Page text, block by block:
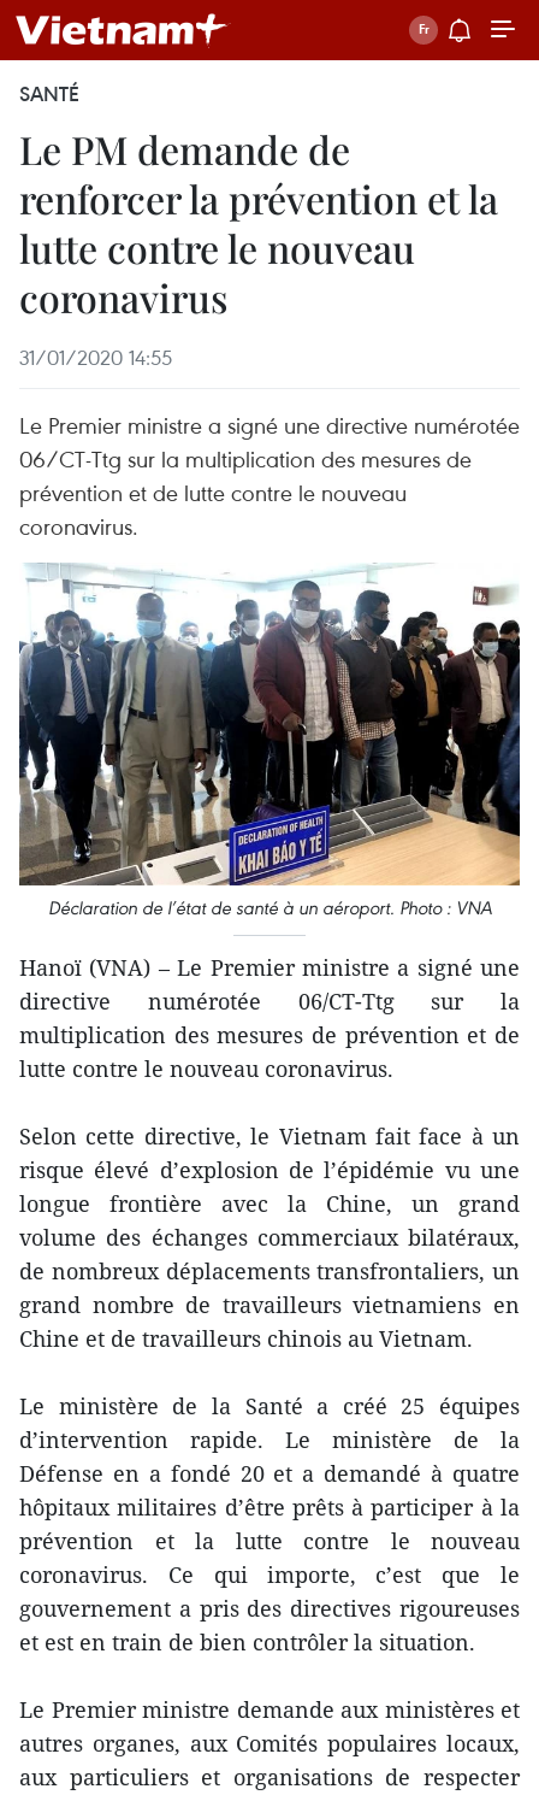
SANTÉ
Le PM demande de
renforcer la prévention et la
lutte contre le nouveau
coronavirus
31/01/2020 14:55
Le Premier ministre a signé une directive numérotée
06/CT-Ttg sur la multiplication des mesures de
prévention et de lutte contre le nouveau
coronavirus.
Déclaration de l’état de santé à un aéroport. Photo : VNA
Hanoï (VNA) – Le Premier ministre a signé une
directive numérotée 06/CT-Ttg sur la
multiplication des mesures de prévention et de
lutte contre le nouveau coronavirus.
Selon cette directive, le Vietnam fait face à un
risque élevé d’explosion de l’épidémie vu une
longue frontière avec la Chine, un grand
volume des échanges commerciaux bilatéraux,
de nombreux déplacements transfrontaliers, un
grand nombre de travailleurs vietnamiens en
Chine et de travailleurs chinois au Vietnam.
Le ministère de la Santé a créé 25 équipes
d’intervention rapide. Le ministère de la
Défense en a fondé 20 et a demandé à quatre
hôpitaux militaires d’être prêts à participer à la
prévention et la lutte contre le nouveau
coronavirus. Ce qui importe, c’est que le
gouvernement a pris des directives rigoureuses
et est en train de bien contrôler la situation.
Le Premier ministre demande aux ministères et
autres organes, aux Comités populaires locaux,
aux particuliers et organisations de respecter